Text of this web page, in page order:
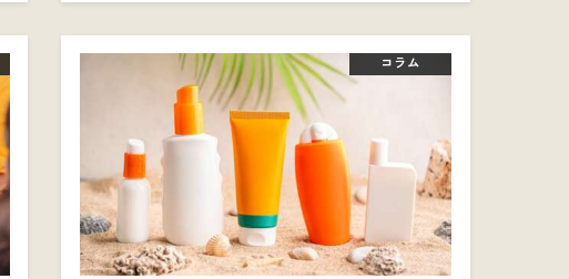
コラム